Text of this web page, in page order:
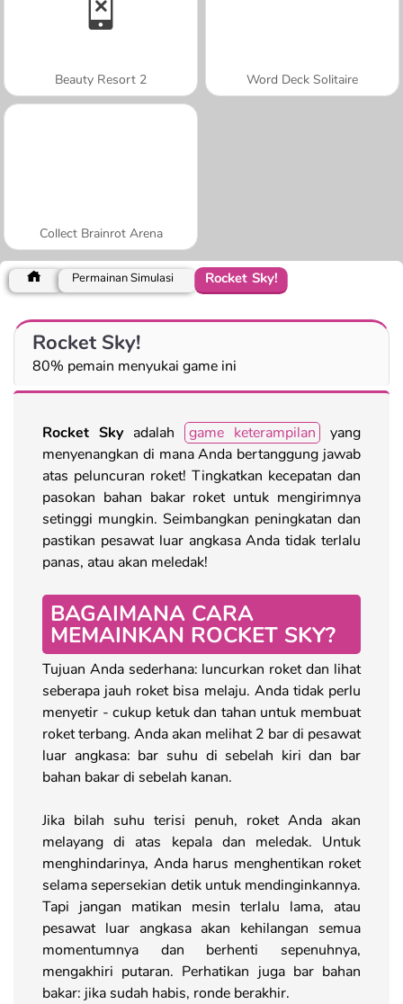
Beauty Resort 2 Word Deck Solitaire
Collect Brainrot Arena
Permainan Simulasi Rocket Sky!
Rocket Sky!
80% pemain menyukai game ini
Rocket Skyadalah game keterampilan
yang
menyenangkan di mana Anda bertanggung jawab
atas peluncuran roket! Tingkatkan kecepatan dan
pasokan bahan bakar roket untuk mengirimnya
setinggi mungkin. Seimbangkan peningkatan dan
pastikan pesawat luar angkasa Anda tidak terlalu
panas, atau akan meledak!
BAGAIMANA CARA
MEMAINKAN ROCKET SKY?
Tujuan Anda sederhana: luncurkan roket dan lihat
seberapa jauh roket bisa melaju. Anda tidak perlu
menyetir - cukup ketuk dan tahan untuk membuat
roket terbang. Anda akan melihat 2 bar di pesawat
luar angkasa: bar suhu di sebelah kiri dan bar
bahan bakar di sebelah kanan.
Jika bilah suhu terisi penuh, roket Anda akan
melayang di atas kepala dan meledak. Untuk
menghindarinya, Anda harus menghentikan roket
selama sepersekian detik untuk mendinginkannya.
Tapi jangan matikan mesin terlalu lama, atau
pesawat luar angkasa akan kehilangan semua
momentumnya dan berhenti sepenuhnya,
mengakhiri putaran. Perhatikan juga bar bahan
bakar: jika sudah habis, ronde berakhir.